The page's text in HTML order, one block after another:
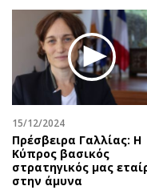
15/12/2024
Πρέσβειρα Γαλλίας: Η
Κύπρος βασικός
στρατηγικός μας
στην άμυνα